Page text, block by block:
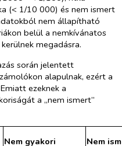
(< 1/10 000) és nem ismert
nem állapítható
belül a nemkívánatos
megadásra.
során jelentett
alapulnak, ezért a
ezeknek a
a „nem ismert”
Nem gyakori Nem